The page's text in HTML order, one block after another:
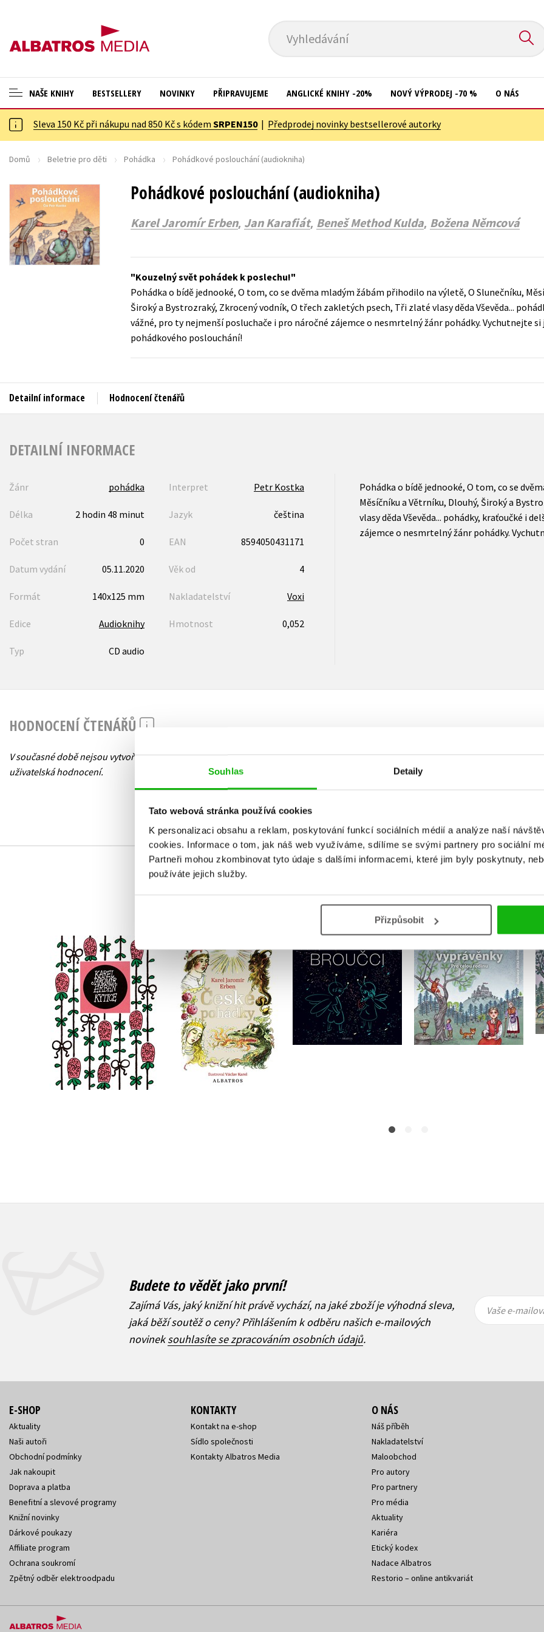
Souhlas Detaily
Tato webová stránka používá cookies
K personalizaci obsahu a reklam, poskytování funkcí sociálních médií a analýze naší
cookies. Informace o tom, jak náš web využíváme, sdílíme se svými partnery pro sociální
Partneři mohou zkombinovat tyto údaje s dalšími informacemi, které jim byly poskytnuty,
používáte jejich služby.
Přizpůsobit
Vyhledávání
NAŠE KNIHY
ANGLICKÉ KNIHY -20 %
NOVÝ VÝPRODEJ -70 %
ASTERIX S DÁRKEM
🎁DÁRKOVÉ PUBLIKACE
✉️ DÁRKOVÉ POUKAZY
Cestování
Dárkové publikace
Digitální fotografie
Esoterika a duchovní svět
Hobby
Jazyky
Kalendáře
Kariéra a osobní rozvoj
New Adult
Počítače
Populárně - naučné pro děti
Předškoláci
Umění a kultura
Young adult (SK)
Zahraniční literatura
BESTSELLERY NOVINKY PŘIPRAVUJEME ANGLICKÉ KNIHY -20% NOVÝ VÝPRODEJ -70 % O NÁS
Sleva 150 Kč při nákupu nad 850 Kč s kódem SRPEN150| Předprodej novinky bestsellerové autorky
Domů Beletrie pro děti Pohádka Pohádkové poslouchání (audiokniha)
Pohádkové poslouchání (audiokniha)
Karel Jaromír Erben, Jan Karafiát, Beneš Method Kulda, Božena Němcová
Kouzelný svět pohádek k poslechu!
Pohádka o bídě jednooké, O tom, co se dvěma mladým žábám přihodilo na výletě, O Slunečníku,
Široký a Bystrozraký, Zkrocený vodník, O třech zakletých psech, Tři zlaté vlasy děda Vševěda...
vážné, pro ty nejmenší posluchače i pro náročné zájemce o nesmrtelný žánr pohádky. Vychutnejte
pohádkového poslouchání!
Detailní informace Hodnocení čtenářů
DETAILNÍ INFORMACE
Žánr pohádka Interpret Petr Kostka
Délka 2 hodin 48 minut Jazyk čeština
Počet stran 0 EAN 8594050431171
Datum vydání 05.11.2020 Věk od 4
Formát 140x125 mm Nakladatelství Voxi
Edice Audioknihy Hmotnost 0,052
Typ CD audio
Pohádka o bídě jednooké, O tom, co se
Měsíčníku a Větrníku, Dlouhý, Široký a
vlasy děda Vševěda... pohádky, kraťoučké i
zájemce o nesmrtelný žánr pohádky.
HODNOCENÍ ČTENÁŘŮ
V současné době nejsou vytvořena žádná
uživatelská hodnocení.
Uživatelskou recenzi mohou vkládat pouze registrovaní
Kytice
Karel Jaromír Erben
Do košíku
229 Kč
183 Kč
České pohádky K. J.
Erbena
Karel Jaromír Erben
Do košíku
349 Kč
279 Kč
Broučci
Jan Karafiát
Pohádkové vyprávěnky
pro celou rodinu
František Bartoš
,
Karel Jaromír Erben
,
Adolf Wenig
,
Božena Němcová
,
Václav Beneš Třebízský
Budete to vědět jako první!
Zajímá Vás, jaký knižní hit právě vychází, na jaké zboží je výhodná sleva,
jaká běží soutěž o ceny? Přihlášením k odběru našich e-mailových
novineksouhlasíte se zpracováním osobních údajů.
mailová
mailová
Vaše e-
E-SHOP
Aktuality
Naši autoři
Obchodní podmínky
Jak nakoupit
Doprava a platba
Benefitní a slevové programy
Knižní novinky
Dárkové poukazy
Affiliate program
Ochrana soukromí
Zpětný odběr elektroodpadu
KONTAKTY
Kontakt na e-shop
Sídlo společnosti
Kontakty Albatros Media
O NÁS
Náš příběh
Nakladatelství
Maloobchod
Pro autory
Pro partnery
Pro média
Aktuality
Kariéra
Etický kodex
Nadace Albatros
Restorio – online antikvariát